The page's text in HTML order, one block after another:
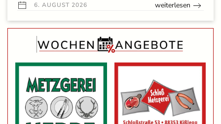
6. AUGUST 2026 weiterlesen